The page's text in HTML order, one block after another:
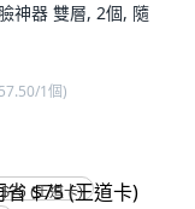
神器 雙層, 2個, 隨
1個)
(王道卡)